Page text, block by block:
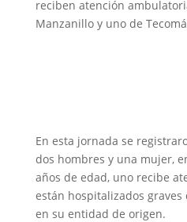
reciben atención
Manzanillo y uno de
En esta jornada se
dos hombres y una mujer,
años de edad, uno recibe
están hospitalizados
en su entidad de origen.